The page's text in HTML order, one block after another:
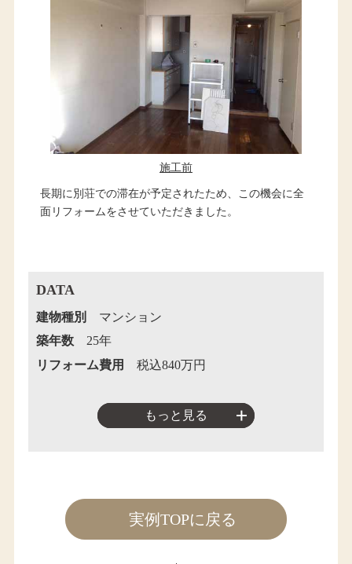
施工前
長期に別荘での滞在が予定されたため、この機会に全
面リフォームをさせていただきました。
DATA
建物種別
マンション
築年数
25年
リフォーム費用
税込840万円
もっと見る
実例TOPに戻る